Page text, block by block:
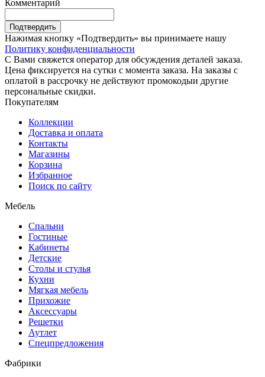
Комментарий
Подтвердить
Нажимая кнопку «Подтвердить» вы принимаете нашу
Политику конфиденциальности
С Вами свяжется оператор для обсуждения деталей заказа.
Цена фиксируется на сутки с момента заказа. На заказы с
оплатой в рассрочку не действуют промокодыи другие
персональные скидки.
Покупателям
Коллекции
Доставка и оплата
Контакты
Магазины
Корзина
Избранное
Поиск по сайту
Мебель
Спальни
Гостиные
Кабинеты
Детские
Столы и стулья
Кухни
Мягкая мебель
Прихожие
Аксессуары
Решетки
Аутлет
Спецпредложения
Фабрики